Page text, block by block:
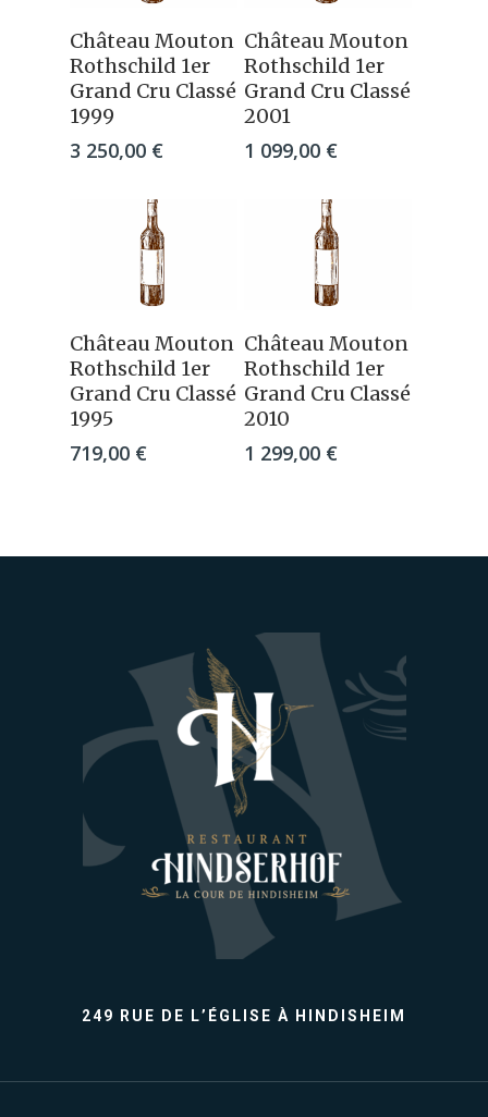
Ajouter Au
Panier
Château Mouton
Rothschild 1er
Grand Cru Classé
1999
3 250,00 €
Ajouter Au
Panier
Château Mouton
Rothschild 1er
Grand Cru Classé
2001
1 099,00 €
Ajouter Au
Panier
Château Mouton
Rothschild 1er
Grand Cru Classé
1995
719,00 €
Ajouter Au
Panier
Château Mouton
Rothschild 1er
Grand Cru Classé
2010
1 299,00 €
249 RUE DE L’ÉGLISE À HINDISHEIM